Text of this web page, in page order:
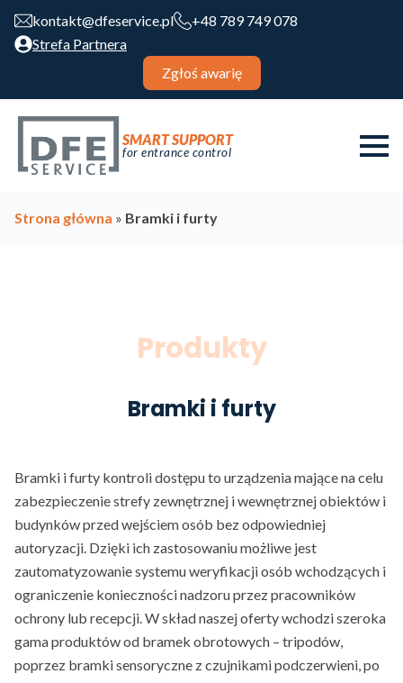
kontakt@dfeservice.pl
+48 789 749 078
Strefa Partnera
Zgłoś awarię
SMART SUPPORT
for entrance control
Strona główna » Bramki i furty
Produkty
Bramki i furty
Bramki i furty kontroli dostępu to urządzenia mające na celu
zabezpieczenie strefy zewnętrznej i wewnętrznej obiektów i
budynków przed wejściem osób bez odpowiedniej
autoryzacji. Dzięki ich zastosowaniu możliwe jest
zautomatyzowanie systemu weryfikacji osób wchodzących i
ograniczenie konieczności nadzoru przez pracowników
ochrony lub recepcji. W skład naszej oferty wchodzi szeroka
gama produktów od bramek obrotowych – tripodów,
poprzez bramki sensoryczne z czujnikami podczerwieni, po